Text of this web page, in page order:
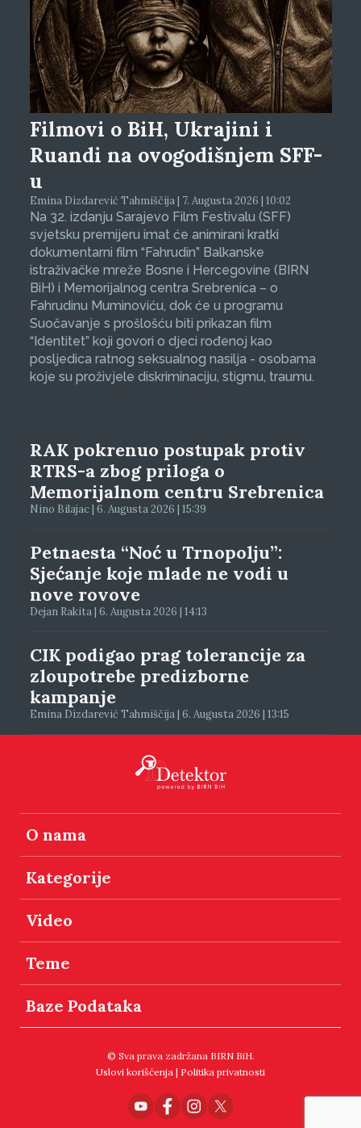
Filmovi o BiH, Ukrajini i
Ruandi na ovogodišnjem SFF-
u
Emina Dizdarević Tahmiščija | 7. Augusta 2026 | 10:02
Na 32. izdanju Sarajevo Film Festivalu (SFF)
svjetsku premijeru imat će animirani kratki
dokumentarni film “Fahrudin” Balkanske
istraživačke mreže Bosne i Hercegovine (BIRN
BiH) i Memorijalnog centra Srebrenica – o
Fahrudinu Muminoviću, dok će u programu
Suočavanje s prošlošću biti prikazan film
“Identitet” koji govori o djeci rođenoj kao
posljedica ratnog seksualnog nasilja - osobama
koje su proživjele diskriminaciju, stigmu, traumu.
RAK pokrenuo postupak protiv
RTRS-a zbog priloga o
Memorijalnom centru Srebrenica
Nino Bilajac | 6. Augusta 2026 | 15:39
Petnaesta “Noć u Trnopolju”:
Sjećanje koje mlade ne vodi u
nove rovove
Dejan Rakita | 6. Augusta 2026 | 14:13
CIK podigao prag tolerancije za
zloupotrebe predizborne
kampanje
Emina Dizdarević Tahmiščija | 6. Augusta 2026 | 13:15
O nama
Kategorije
Video
Teme
Baze Podataka
© Sva prava zadržana BIRN BiH.
Uslovi korišćenja | Politika privatnosti